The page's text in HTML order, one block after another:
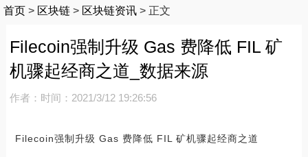
首页 > 区块链 > 区块链资讯 > 正文
Filecoin强制升级 Gas 费降低 FIL 矿
机骤起经商之道_数据来源
作者： 时间：2021/3/12 19:26:56
Filecoin强制升级 Gas 费降低 FIL 矿机骤起经商之道